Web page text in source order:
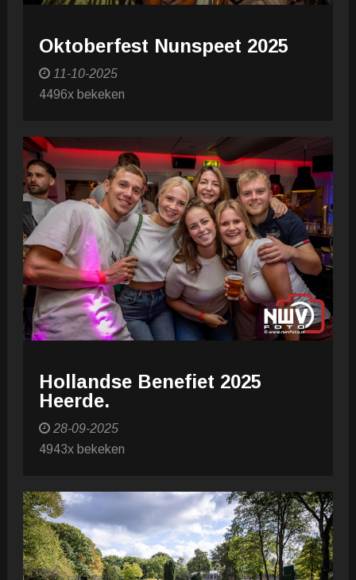
Oktoberfest Nunspeet 2025
11-10-2025
4496x bekeken
Hollandse Benefiet 2025
Heerde.
28-09-2025
4943x bekeken